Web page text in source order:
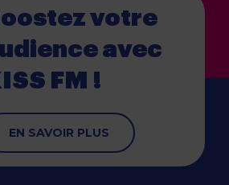
votre
avec
FM !
EN SAVOIR PLUS